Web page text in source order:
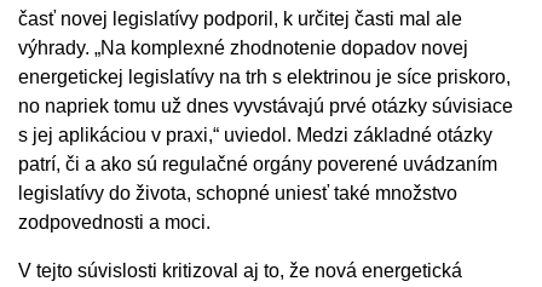
časť novej legislatívy podporil, k určitej časti mal ale
výhrady. „Na komplexné zhodnotenie dopadov novej
energetickej legislatívy na trh s elektrinou je síce priskoro,
no napriek tomu už dnes vyvstávajú prvé otázky súvisiace
s jej aplikáciou v praxi,“ uviedol. Medzi základné otázky
patrí, či a ako sú regulačné orgány poverené uvádzaním
legislatívy do života, schopné uniesť také množstvo
zodpovednosti a moci.
V tejto súvislosti kritizoval aj to, že nová energetická